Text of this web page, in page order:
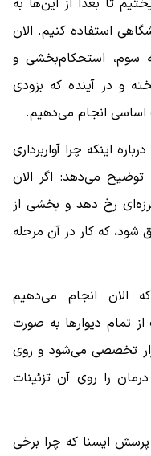
تا بعدا از این‌ها به
استفاده کنیم. الان
سوم، استحکام‌بخشی و
و در آینده که بزودی
انجام می‌دهیم.
اینکه چرا آواربرداری
توضیح می‌دهد: اگر الان
رخ دهد و بخشی از
شود،‌ که کار در آن مرحله
الان انجام می‌دهیم
تمام دیوارها به صورت
تخصصی می‌شود و روی
را روی آن تزئینات
ایسنا که چرا برخی